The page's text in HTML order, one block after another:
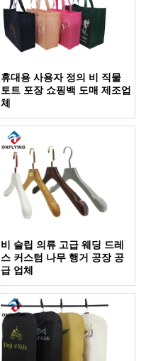
휴대용 사용자 정의 비 직물
토트 포장 쇼핑백 도매 제조업
체
비 슬립 의류 고급 웨딩 드레
스 커스텀 나무 행거 공장 공
급 업체